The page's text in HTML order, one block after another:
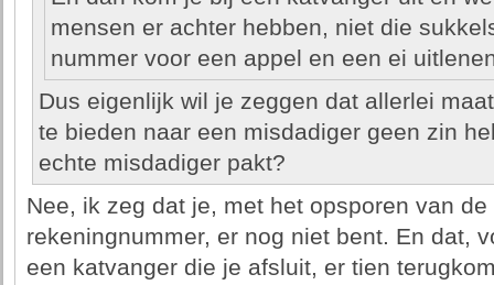
mensen er achter hebben, niet die
nummer voor een appel en een ei
Dus eigenlijk wil je zeggen dat allerlei
te bieden naar een misdadiger geen zin
echte misdadiger pakt?
Nee, ik zeg dat je, met het opsporen van
rekeningnummer, er nog niet bent. En dat,
een katvanger die je afsluit, er tien